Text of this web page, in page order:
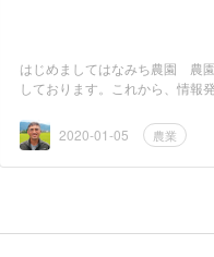
はじめましてはなみち農園 農
しております。これから、情報
2020-01-05 農業